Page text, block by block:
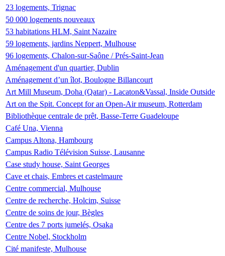
23 logements, Trignac
50 000 logements nouveaux
53 habitations HLM, Saint Nazaire
59 logements, jardins Neppert, Mulhouse
96 logements, Chalon-sur-Saône / Prés-Saint-Jean
Aménagement d'un quartier, Dublin
Aménagement d’un îlot, Boulogne Billancourt
Art Mill Museum, Doha (Qatar) - Lacaton&Vassal, Inside Outside
Art on the Spit. Concept for an Open-Air museum, Rotterdam
Bibliothèque centrale de prêt, Basse-Terre Guadeloupe
Café Una, Vienna
Campus Altona, Hambourg
Campus Radio Télévision Suisse, Lausanne
Case study house, Saint Georges
Cave et chais, Embres et castelmaure
Centre commercial, Mulhouse
Centre de recherche, Holcim, Suisse
Centre de soins de jour, Bègles
Centre des 7 ports jumelés, Osaka
Centre Nobel, Stockholm
Cité manifeste, Mulhouse